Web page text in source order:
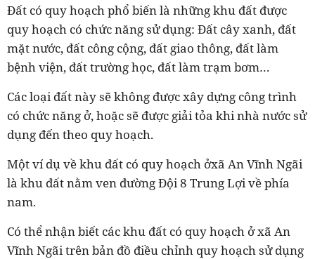
Đất có quy hoạch phổ biến là những khu đất được
quy hoạch có chức năng sử dụng: Đất cây xanh, đất
mặt nước, đất công cộng, đất giao thông, đất làm
bệnh viện, đất trường học, đất làm trạm bơm…
Các loại đất này sẽ không được xây dựng công trình
có chức năng ở, hoặc sẽ được giải tỏa khi nhà nước sử
dụng đến theo quy hoạch.
Một ví dụ về khu đất có quy hoạch ởxã An Vĩnh Ngãi
là khu đất nằm ven đường Đội 8 Trung Lợi về phía
nam.
Có thể nhận biết các khu đất có quy hoạch ở xã An
Vĩnh Ngãi trên bản đồ điều chỉnh quy hoạch sử dụng